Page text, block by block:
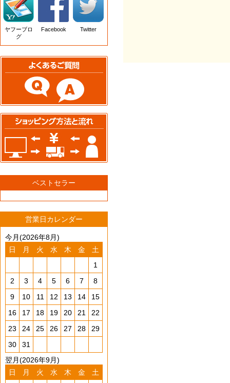
ヤフーブロ
グ
Facebook Twitter
ベストセラー
営業日カレンダー
今月(2026年8月)
日
月 火 水 木 金
土
1
2
3 4 5 6 7
8
9
10 11 12 13 14
15
16
17 18 19 20 21
22
23
24 25 26 27 28
29
30
31
翌月(2026年9月)
日
月 火 水 木 金
土